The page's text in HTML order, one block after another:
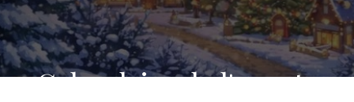
Calendrier de l'avent :